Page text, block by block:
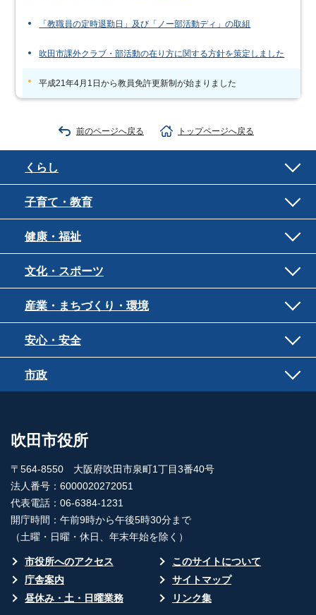
「教職員の定時退勤日」及び「ノー部活動ディ」の取組
吹田市課外クラブ・部活動の在り方に関する方針を策定しました
平成21年4月1日から教員免許更新制が始まりました
前のページへ戻る トップページへ戻る
くらし
子育て・教育
健康・福祉
文化・スポーツ
産業・まちづくり・環境
安心・安全
市政
吹田市役所
〒564-8550 大阪府吹田市泉町1丁目3番40号
法人番号：6000020272051
代表電話：06-6384-1231
開庁時間：午前9時から午後5時30分まで
（土曜・日曜・休日、年末年始を除く）
市役所へのアクセス
このサイトについて
庁舎案内
サイトマップ
昼休み・土・日曜業務
リンク集